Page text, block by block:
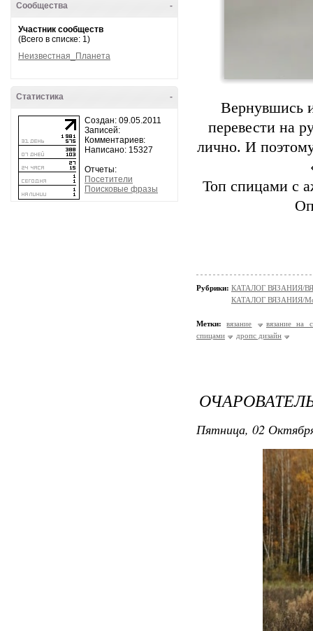
-
Сообщества
Участник сообществ
(Всего в списке: 1)
Неизвестная_Планета
-
Статистика
Создан: 09.05.2011
Записей:
Комментариев:
Написано: 15327
Отчеты:
Посетители
Поисковые фразы
Вернувшись
перевести на
лично. И
Топ спицами с
Рубрики: КАТАЛОГ ВЯЗАНИЯ/
КАТАЛОГ ВЯЗАНИЯ/
Метки: вязание
вязание на
спицами
дропс дизайн
Пятница, 02